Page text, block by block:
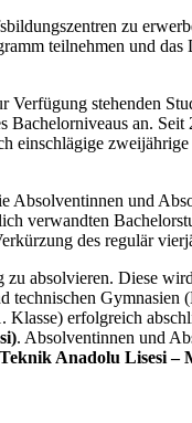
zu
teilnehmen und
stehenden
an.
einschlägige
Absolventinnen und
verwandten
des regulär
absolvieren. Diese
technischen
Klasse) erfolgreich
. Absolventinnen und
Anadolu Lisesi –